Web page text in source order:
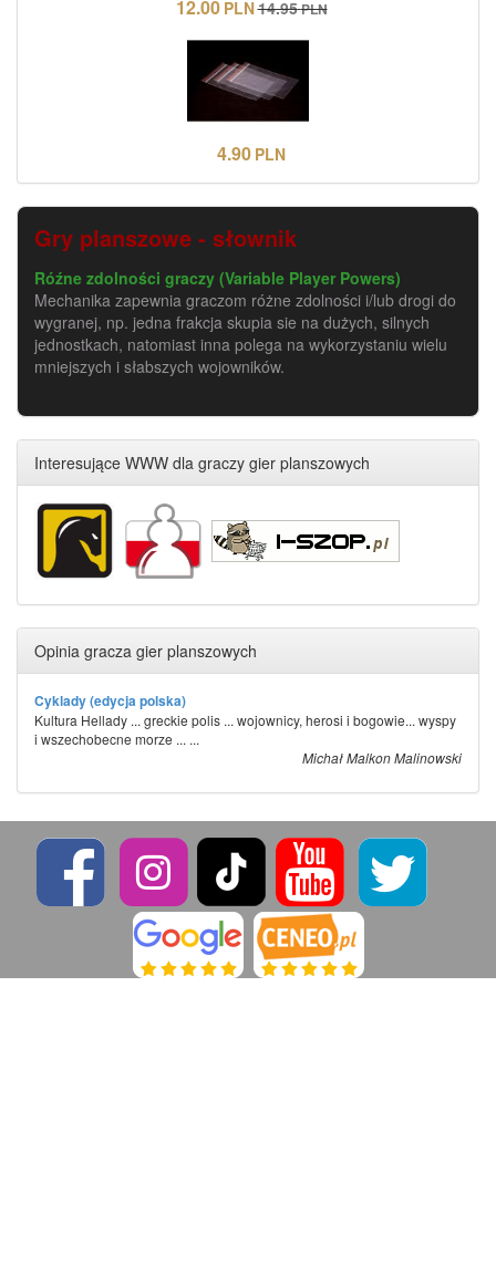
12.00 PLN14.95PLN
4.90 PLN
Gry planszowe - słownik
Róźne zdolności graczy (Variable Player Powers)
Mechanika zapewnia graczom różne zdolności i/lub drogi do
wygranej, np. jedna frakcja skupia sie na dużych, silnych
jednostkach, natomiast inna polega na wykorzystaniu wielu
mniejszych i słabszych wojowników.
Interesujące WWW dla graczy gier planszowych
Opinia gracza gier planszowych
Cyklady (edycja polska)
Kultura Hellady ... greckie polis ... wojownicy, herosi i bogowie... wyspy
i wszechobecne morze ... ...
Michał Malkon Malinowski